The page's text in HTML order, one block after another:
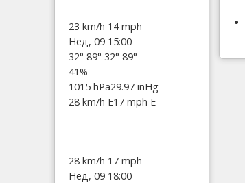
23 km/h 14 mph
Нед, 09 15:00
32° 89° 32° 89°
41%
1015 hPa29.97 inHg
28 km/h E17 mph E
28 km/h 17 mph
Нед, 09 18:00